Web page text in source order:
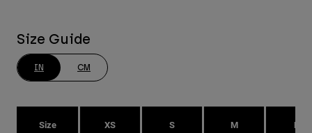
Size Guide
IN CM
Size XS S M L